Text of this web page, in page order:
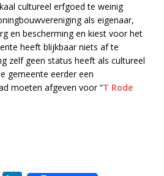
cultureel erfgoed te weinig
als eigenaar,
en bescherming en kiest voor het
heeft blijkbaar niets af te
zelf geen status heeft als cultureel
gemeente eerder een
moeten afgeven voor “T Rode